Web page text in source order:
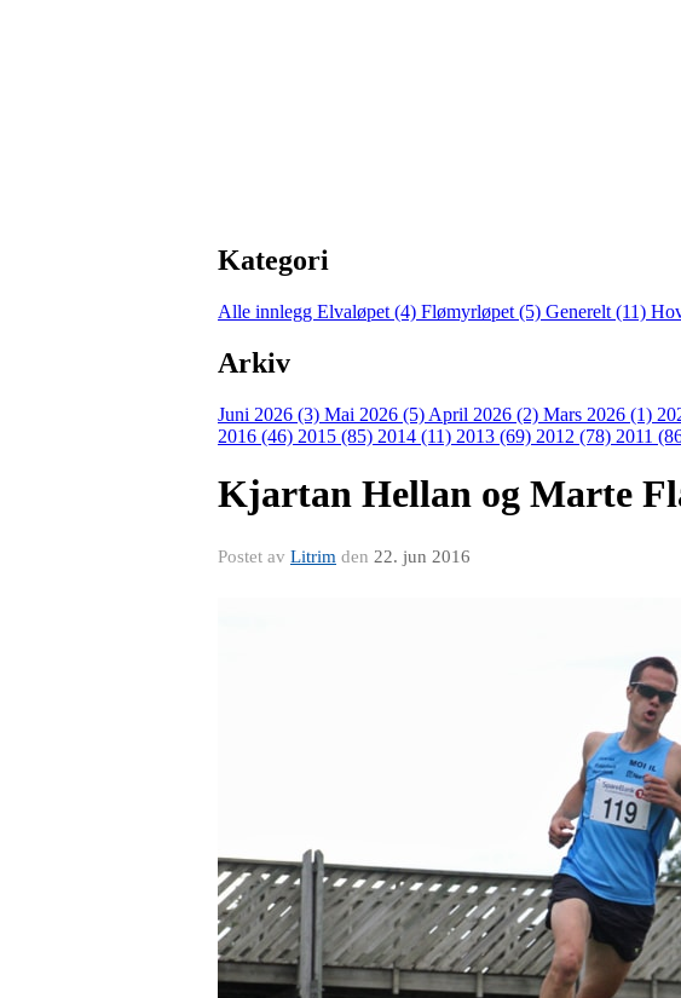
Kategori
Alle innlegg Elvaløpet (4) Flømyrløpet (5) Generelt (11)
Arkiv
Juni 2026 (3) Mai 2026 (5) April 2026 (2) Mars 2026 (1)
2016 (46) 2015 (85) 2014 (11) 2013 (69) 2012 (78) 2011
Kjartan Hellan og Marte
Postet av Litrim den 22. jun 2016